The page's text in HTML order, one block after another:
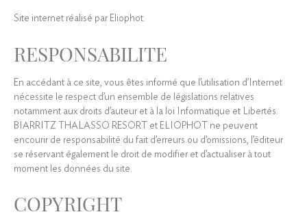
Site internet réalisé par Eliophot.
RESPONSABILITE
En accédant à ce site, vous êtes informé que l’utilisation d’Internet
nécessite le respect d’un ensemble de législations relatives
notamment aux droits d’auteur et à la loi Informatique et Libertés.
BIARRITZ THALASSO RESORT et ELIOPHOT ne peuvent
encourir de responsabilité du fait d’erreurs ou d’omissions, l’éditeur
se réservant également le droit de modifier et d’actualiser à tout
moment les données du site.
COPYRIGHT